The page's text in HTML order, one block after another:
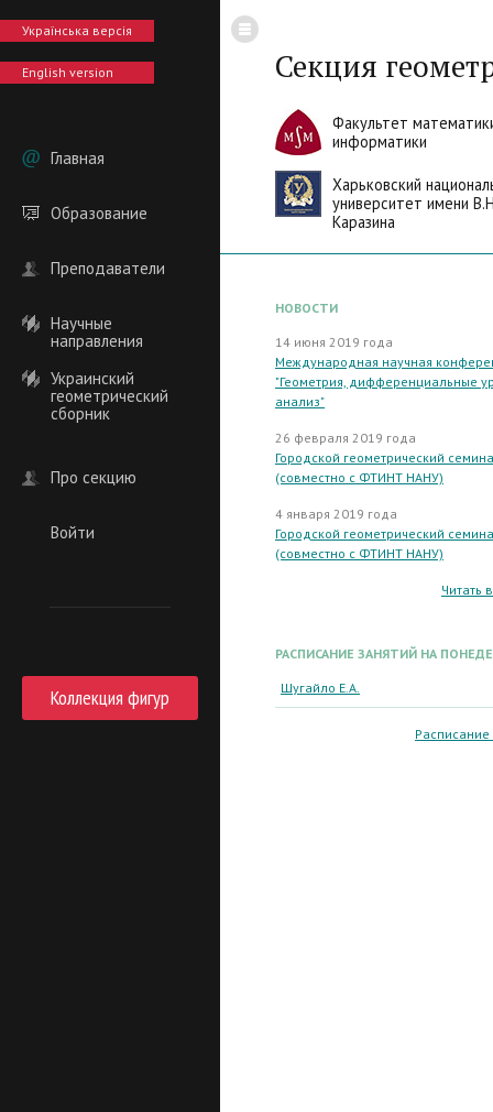
Українська версія
English version
Главная
Образование
Преподаватели
Научные
направления
Украинский
геометрический
сборник
Про секцию
Войти
Коллекция фигур
Секция
Факультет
информатики
Харьковский
университет имени
Каразина
НОВОСТИ
14 июня 2019 года
Международная научная
"Геометрия, дифференциальные
анализ"
26 февраля 2019 года
Городской геометрический
(совместно с ФТИНТ НАНУ)
4 января 2019 года
Городской геометрический
(совместно с ФТИНТ НАНУ)
Читать
РАСПИСАНИЕ ЗАНЯТИЙ НА
Шугайло Е.А.